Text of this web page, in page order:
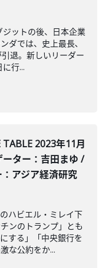
ットの後、日本企業
ダでは、史上最長､
退。新しいリーダー
行...
2023年11月
ーター：吉田まゆ /
アジア経済研究
ハビエル・ミレイ下
ンのトランプ」とも
する」「中央銀行を
な公約をか...